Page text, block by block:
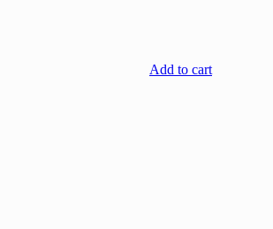
Add to cart